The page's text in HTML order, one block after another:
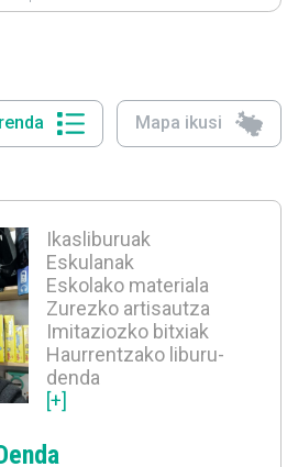
Mapa ikusi
Ikasliburuak
Eskulanak
Eskolako materiala
Zurezko artisautza
Imitaziozko bitxiak
Haurrentzako liburu-
denda
[+]